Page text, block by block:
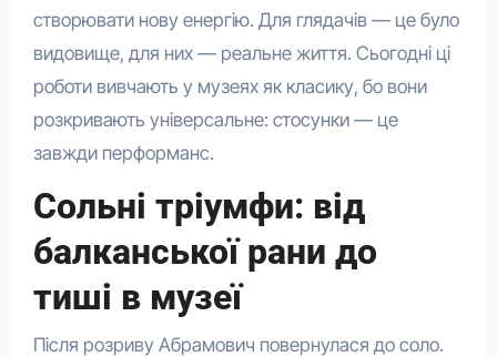
створювати нову енергію. Для глядачів — це було
видовище, для них — реальне життя. Сьогодні ці
роботи вивчають у музеях як класику, бо вони
розкривають універсальне: стосунки — це
завжди перформанс.
Сольні тріумфи: від
балканської рани до
тиші в музеї
Після розриву Абрамович повернулася до соло.